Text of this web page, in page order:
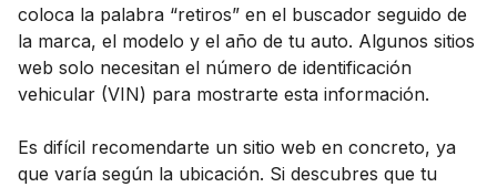
coloca la palabra “retiros” en el buscador seguido de
la marca, el modelo y el año de tu auto. Algunos sitios
web solo necesitan el número de identificación
vehicular (VIN) para mostrarte esta información.
Es difícil recomendarte un sitio web en concreto, ya
que varía según la ubicación. Si descubres que tu